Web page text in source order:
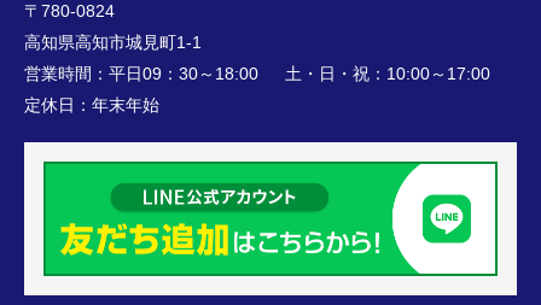
〒780-0824
高知県高知市城見町1-1
営業時間： 平日09：30～18:00 土・日・祝：10:00～17:00
定休日： 年末年始